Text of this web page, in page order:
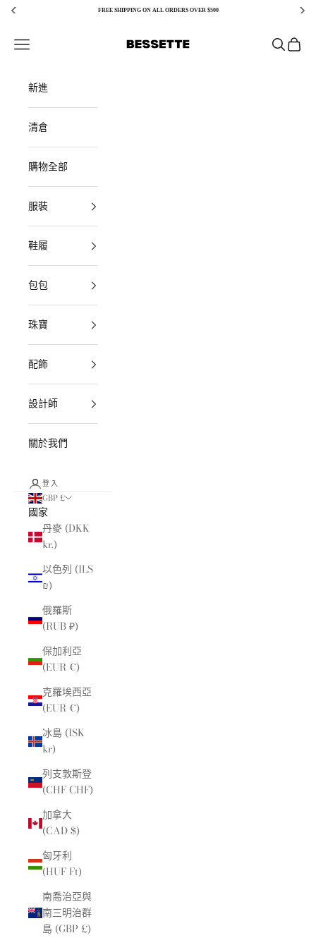
FREE SHIPPING ON ALL ORDERS OVER $500
Bessette
開啟導覽選單 開啟搜尋
打開
新進
清倉
購物全部
服裝
鞋履
包包
珠寶
配飾
設計師
關於我們
登入
GBP £
國家
丹麥 (DKK
kr.)
以色列 (ILS
₪)
俄羅斯
(RUB ₽)
保加利亞
(EUR €)
克羅埃西亞
(EUR €)
冰島 (ISK
kr)
列支敦斯登
(CHF CHF)
加拿大
(CAD $)
匈牙利
(HUF Ft)
南喬治亞與
南三明治群
島 (GBP £)